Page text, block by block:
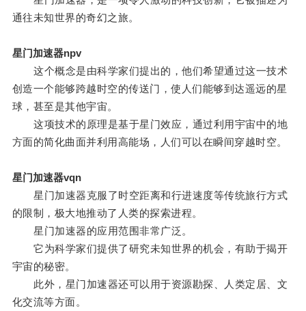
通往未知世界的奇幻之旅。
星门加速器npv
这个概念是由科学家们提出的，他们希望通过这一技术
创造一个能够跨越时空的传送门，使人们能够到达遥远的星
球，甚至是其他宇宙。
这项技术的原理是基于星门效应，通过利用宇宙中的地
方面的简化曲面并利用高能场，人们可以在瞬间穿越时空。
星门加速器vqn
星门加速器克服了时空距离和行进速度等传统旅行方式
的限制，极大地推动了人类的探索进程。
星门加速器的应用范围非常广泛。
它为科学家们提供了研究未知世界的机会，有助于揭开
宇宙的秘密。
此外，星门加速器还可以用于资源勘探、人类定居、文
化交流等方面。